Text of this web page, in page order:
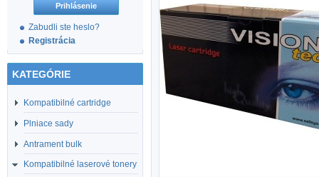
Zabudli ste heslo?
Registrácia
KATEGÓRIE
Kompatibilné cartridge
Plniace sady
Antrament bulk
Kompatibilné laserové tonery